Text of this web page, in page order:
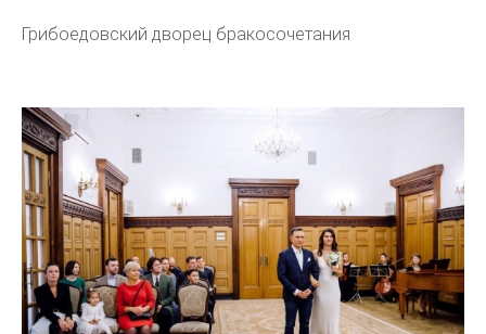
Грибоедовский дворец бракосочетания